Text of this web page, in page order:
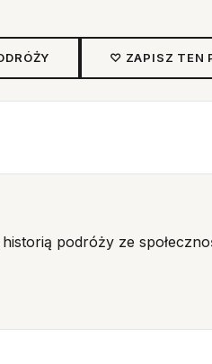
♡ ZAPISZ TEN
podróży ze